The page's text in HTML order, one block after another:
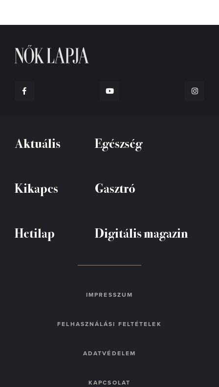
Aktuális Egészség
Kikapcs Gasztró
Hetilap Digitális magazin
IMPRESSZUM
FELHASZNÁLÁSI FELTÉTELEK
ADATVÉDELEM
KAPCSOLAT